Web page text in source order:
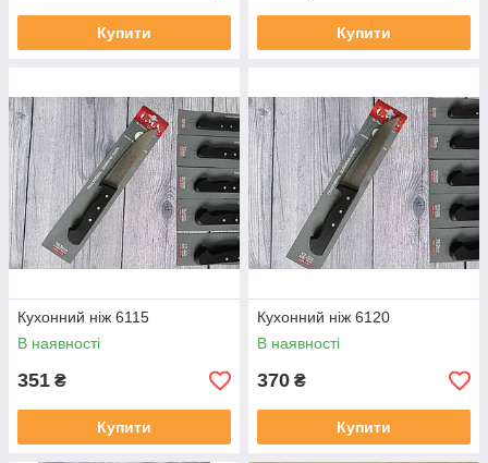
Купити Купити
Кухонний ніж 6115
В наявності
351 ₴
Купити
Кухонний ніж 6120
В наявності
370 ₴
Купити